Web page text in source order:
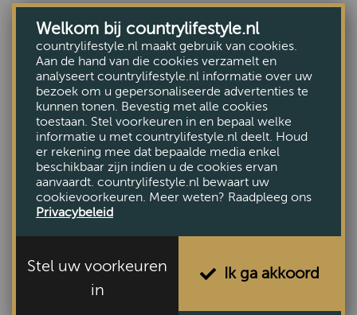
Dames handschoen Mary Navy
Welkom bij countrylifestyle.nl
countrylifestyle.nl maakt gebruik van cookies.
Aan de hand van die cookies verzamelt en
analyseert countrylifestyle.nl informatie over uw
bezoek om u gepersonaliseerde advertenties te
kunnen tonen. Bevestig met alle cookies
toestaan. Stel voorkeuren in en bepaal welke
informatie u met countrylifestyle.nl deelt. Houd
er rekening mee dat bepaalde media enkel
beschikbaar zijn indien u de cookies ervan
aanvaardt. countrylifestyle.nl bewaart uw
cookievoorkeuren. Meer weten? Raadpleeg ons
Privacybeleid
Stel uw voorkeuren
in
Ik ga akkoord